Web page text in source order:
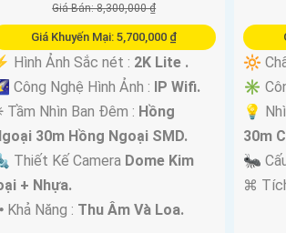
Giá Bán: 8,300,000 ₫
Giá Khuyến Mại: 5,700,000 ₫
Hình Ảnh Sắc nét : 2K Lite .
Công Nghệ Hình Ảnh : IP Wifi.
Tầm Nhìn Ban Đêm : Hồng
30m Hồng Ngoại SMD.
Thiết Kế Camera Dome Kim
+ Nhựa.
Khả Năng : Thu Âm Và Loa.
🔆
✳️
💡
30m
🐜
️⌘